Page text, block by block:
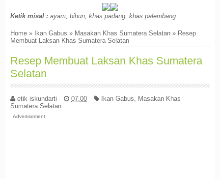
Ketik misal : ayam, bihun, khas padang, khas palembang
Home » Ikan Gabus » Masakan Khas Sumatera Selatan » Resep
Membuat Laksan Khas Sumatera Selatan
Resep Membuat Laksan Khas Sumatera
Selatan
etik iskundarti 07.00 Ikan Gabus
Masakan Khas
Sumatera Selatan
Advertisement